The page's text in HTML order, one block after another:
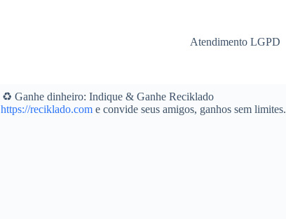
Atendimento LGPD
♻️ Ganhe dinheiro: Indique & Ganhe Reciklado
https://reciklado.come convide seus amigos, ganhos sem limites.